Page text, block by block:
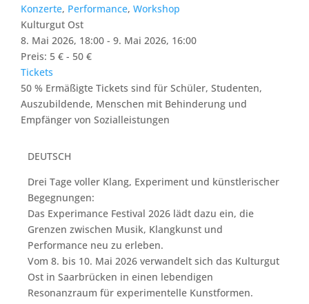
Konzerte, Performance, Workshop
Kulturgut Ost
8. Mai 2026, 18:00 - 9. Mai 2026, 16:00
Preis: 5 € - 50 €
Tickets
50 % Ermäßigte Tickets sind für Schüler, Studenten,
Auszubildende, Menschen mit Behinderung und
Empfänger von Sozialleistungen
DEUTSCH
Drei Tage voller Klang, Experiment und künstlerischer
Begegnungen:
Das Experimance Festival 2026 lädt dazu ein, die
Grenzen zwischen Musik, Klangkunst und
Performance neu zu erleben.
Vom 8. bis 10. Mai 2026 verwandelt sich das Kulturgut
Ost in Saarbrücken in einen lebendigen
Resonanzraum für experimentelle Kunstformen.